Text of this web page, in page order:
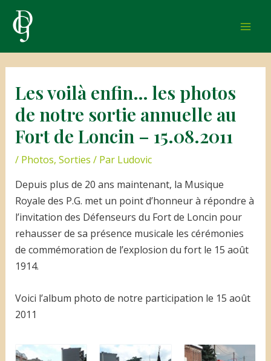
Aller
contenu
Les voilà enfin… les photos
de notre sortie annuelle au
Fort de Loncin – 15.08.2011
/ Photos, Sorties / Par Ludovic
Depuis plus de 20 ans maintenant, la Musique
Royale des P.G. met un point d’honneur à répondre à
l’invitation des Défenseurs du Fort de Loncin pour
rehausser de sa présence musicale les cérémonies
de commémoration de l’explosion du fort le 15 août
1914.
Voici l’album photo de notre participation le 15 août
2011